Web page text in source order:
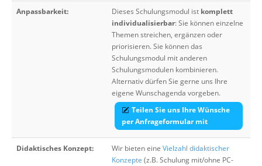
Anpassbarkeit: Dieses Schulungsmodul ist komplett
individualisierbar: Sie können einzelne
Themen streichen, ergänzen oder
priorisieren. Sie können das
Schulungsmodul mit anderen
Schulungsmodulen kombinieren.
Alternativ dürfen Sie gerne uns Ihre
eigene Wunschagenda vorgeben.
Teilen Sie uns Ihre Wünsche
per Anfrageformular mit
Didaktisches Konzept: Wir bieten eine Vielzahl didaktischer
Konzepte (z.B. Schulung mit/ohne PC-